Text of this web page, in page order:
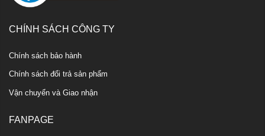
CHÍNH SÁCH CÔNG TY
Chính sách bảo hành
Chính sách đổi trả sản phẩm
Vận chuyển và Giao nhận
FANPAGE